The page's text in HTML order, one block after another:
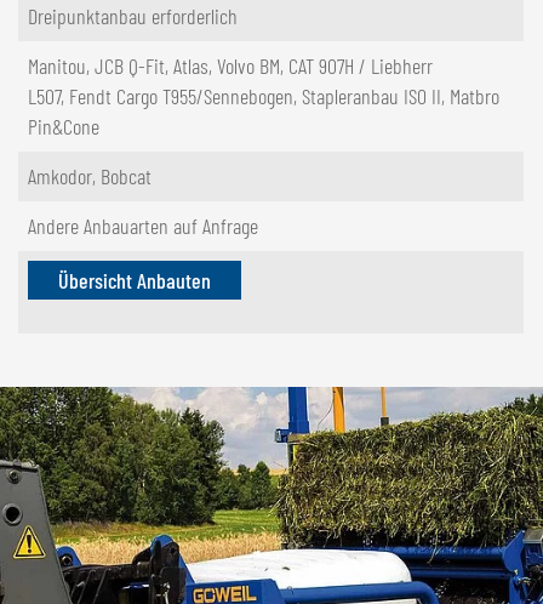
Dreipunktanbau erforderlich
Manitou, JCB Q-Fit, Atlas, Volvo BM, CAT 907H / Liebherr
L507, Fendt Cargo T955/Sennebogen, Stapleranbau ISO II, Matbro
Pin&Cone
Amkodor, Bobcat
Andere Anbauarten auf Anfrage
Übersicht Anbauten